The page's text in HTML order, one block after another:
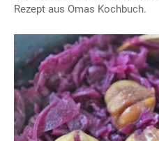
Rezept aus Omas Kochbuch.